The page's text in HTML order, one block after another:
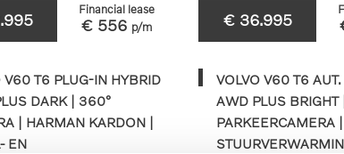
Financial lease
€ 556 p/m
V60 T6 PLUG-IN HYBRID
DARK | 360°
| HARMAN KARDON |
EN
€ 36.995
VOLVO V60 T6
AWD PLUS BRIGHT
PARKEERCAMERA